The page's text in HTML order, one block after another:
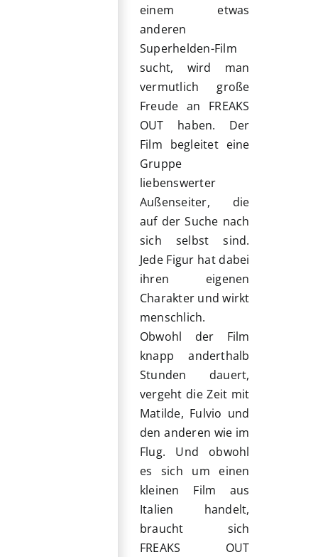
einem etwas
anderen
Superhelden-Film
sucht, wird man
vermutlich große
Freude an FREAKS
OUT haben. Der
Film begleitet eine
Gruppe
liebenswerter
Außenseiter, die
auf der Suche nach
sich selbst sind.
Jede Figur hat dabei
ihren eigenen
Charakter und wirkt
menschlich.
Obwohl der Film
knapp anderthalb
Stunden dauert,
vergeht die Zeit mit
Matilde, Fulvio und
den anderen wie im
Flug. Und obwohl
es sich um einen
kleinen Film aus
Italien handelt,
braucht sich
FREAKS OUT